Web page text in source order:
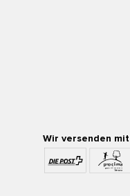
Wir versenden mit